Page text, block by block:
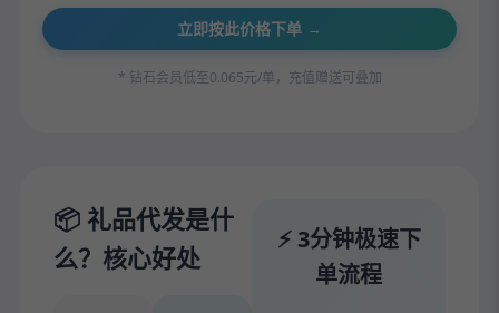
立即按此价格下单 →
* 钻石会员低至0.065元/单，充值赠送可叠加
📦 礼品代发是什
么？核心好处
⚡ 3分钟极速下
单流程